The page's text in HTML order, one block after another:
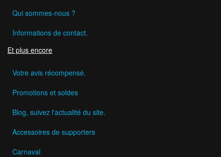
Qui sommes-nous ?
Informations de contact.
Et plus encore
Votre avis récompensé.
Promotions et soldes
Blog, suivez l'actualité du site.
Accessoires de supporters
Carnaval